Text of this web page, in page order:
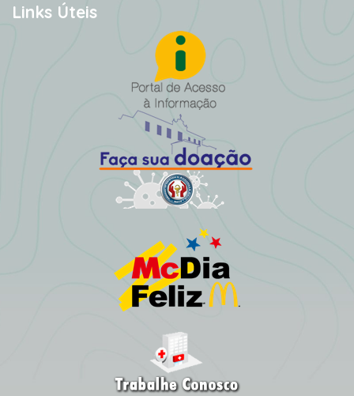
Links Úteis